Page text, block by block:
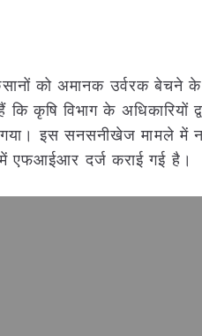
को अमानक उर्वरक बेचने के
विभाग के अधिकारियों
गया। इस सनसनीखेज मामले में
एफआईआर दर्ज कराई गई है।